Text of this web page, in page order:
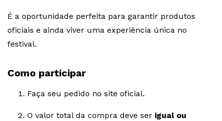
É a oportunidade perfeita para garantir produtos
oficiais e ainda viver uma experiência única no
festival.
Como participar
Faça seu pedido no site oficial.
O valor total da compra deve ser igual ou